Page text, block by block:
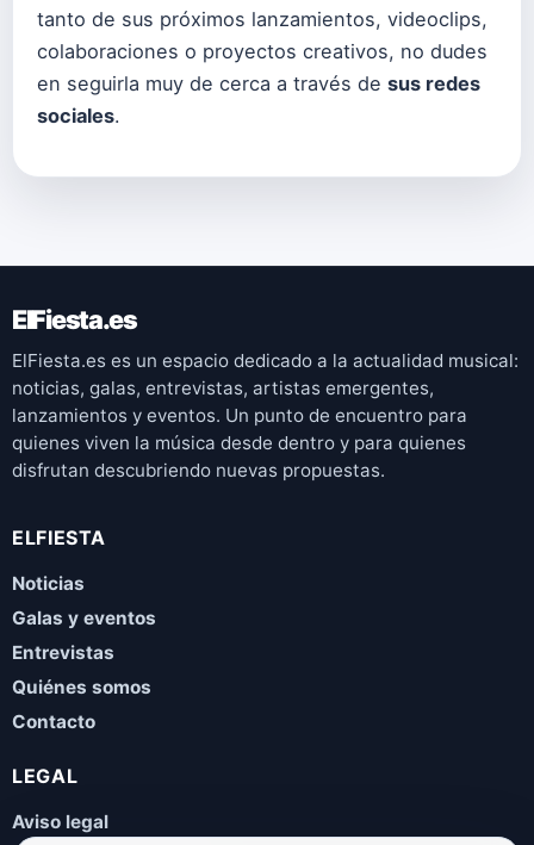
tanto de sus próximos lanzamientos, videoclips,
colaboraciones o proyectos creativos, no dudes
en seguirla muy de cerca a través de sus redes
sociales.
ElFiesta.es
ElFiesta.es es un espacio dedicado a la actualidad musical:
noticias, galas, entrevistas, artistas emergentes,
lanzamientos y eventos. Un punto de encuentro para
quienes viven la música desde dentro y para quienes
disfrutan descubriendo nuevas propuestas.
ELFIESTA
Noticias
Galas y eventos
Entrevistas
Quiénes somos
Contacto
LEGAL
Aviso legal